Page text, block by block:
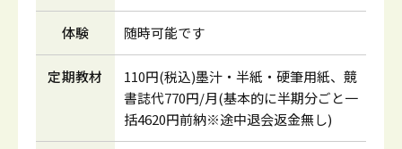
体験 随時可能です
定期教材
110円(税込)墨汁・半紙・硬筆用紙、競
書誌代770円/月(基本的に半期分ごと一
括4620円前納※途中退会返金無し)